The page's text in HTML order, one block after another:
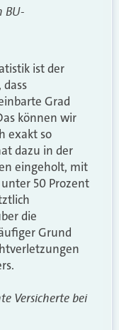
BU-
ist der
Grad
können wir
exakt so
dazu in der
eingeholt, mit
50 Prozent
die
Grund
Versicherte bei